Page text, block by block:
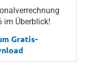
im Überblick!
Gratis-